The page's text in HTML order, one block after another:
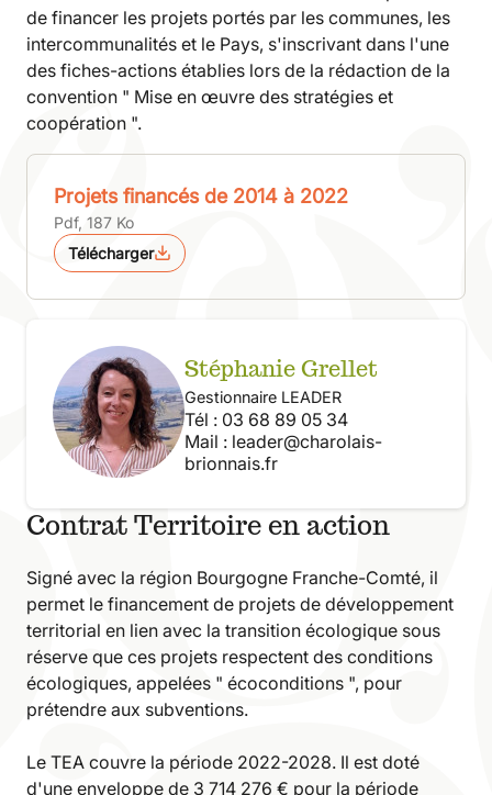
de financer les projets portés par les communes, les
intercommunalités et le Pays, s'inscrivant dans l'une
des fiches-actions établies lors de la rédaction de la
convention " Mise en œuvre des stratégies et
coopération ".
Projets financés de 2014 à 2022
Pdf, 187 Ko
Télécharger
Stéphanie Grellet
Gestionnaire LEADER
Tél : 03 68 89 05 34
Mail : leader@charolais-
brionnais.fr
Contrat Territoire en action
Signé avec la région Bourgogne Franche-Comté, il
permet le financement de projets de développement
territorial en lien avec la transition écologique sous
réserve que ces projets respectent des conditions
écologiques, appelées " écoconditions ", pour
prétendre aux subventions.
Le TEA couvre la période 2022-2028. Il est doté
d'une enveloppe de 3 714 276 € pour la période